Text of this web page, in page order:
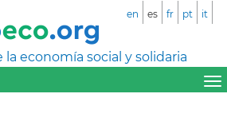
la economía social y solidaria
en es fr pt it